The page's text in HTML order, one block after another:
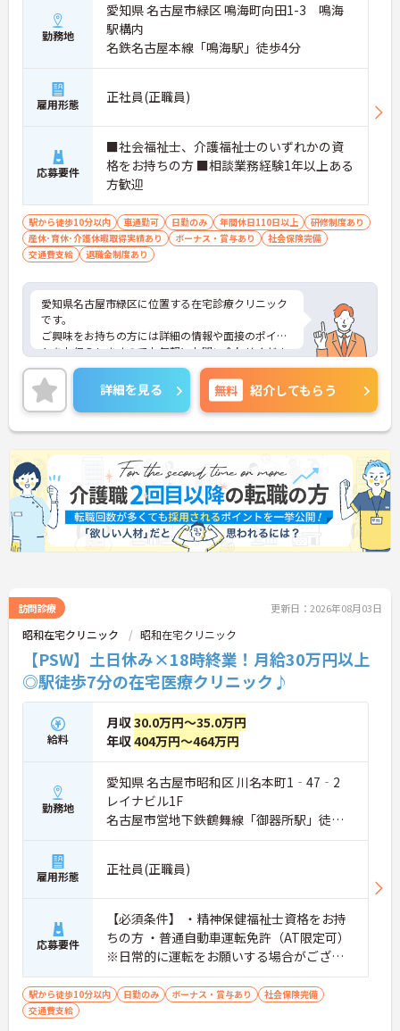
勤務地
愛知県 名古屋市緑区 鳴海町向田1-3 鳴海
駅構内
名鉄名古屋本線「鳴海駅」徒歩4分
雇用形態 正社員(正職員)
応募要件
■社会福祉士、介護福祉士のいずれかの資
格をお持ちの方 ■相談業務経験1年以上ある
方歓迎
駅から徒歩10分以内 車通勤可 日勤のみ 年間休日110日以上
研修制度あり
産休･育休･介護休暇取得実績あり
ボーナス・賞与あり
社会保険完備
交通費支給
退職金制度あり
愛知県名古屋市緑区に位置する在宅診療クリニック
です。
ご興味をお持ちの方には詳細の情報や面接のポイン
トをお伝えしますのでお気軽にお問い合わせくださ
いませ。
詳細を見る 無料 紹介してもらう
訪問診療 更新日：2026年08月03日
昭和在宅クリニック 昭和在宅クリニック
【PSW】土日休み×18時終業！月給30万円以上
◎駅徒歩7分の在宅医療クリニック♪
給料
月収30.0万円～35.0万円
年収404万円～464万円
勤務地
愛知県 名古屋市昭和区 川名本町1‐47‐2
レイナビル1F
名古屋市営地下鉄鶴舞線「御器所駅」徒歩7
分
雇用形態 正社員(正職員)
応募要件
【必須条件】 ・精神保健福祉士資格をお持
ちの方 ・普通自動車運転免許（AT限定可）
※日常的に運転をお願いする場合がござい
ます 【歓迎条件】 ・人に優しくチームで動
ける方 ・誠実に人と向き合える方 ・人と接
駅から徒歩10分以内 日勤のみ ボーナス・賞与あり
社会保険完備
交通費支給